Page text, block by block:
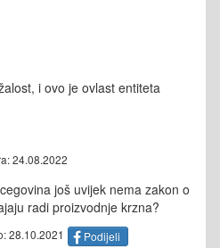
i ovo je ovlast entiteta
24.08.2022
još uvijek nema zakon o
radi proizvodnje krzna?
28.10.2021
Podijeli